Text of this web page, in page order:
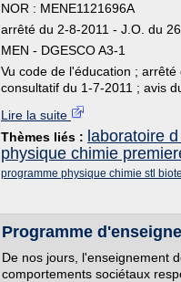
NOR : MENE1121696A
arrêté du 2-8-2011 - J.O. du
MEN - DGESCO A3-1
Vu code de l'éducation ;
consultatif du 1-7-2011 ; avis
Lire la suite
Thèmes liés : laboratoire
physique chimie
programme physique chimie stl
Programme
De nos jours, l'enseignement
comportements sociétaux